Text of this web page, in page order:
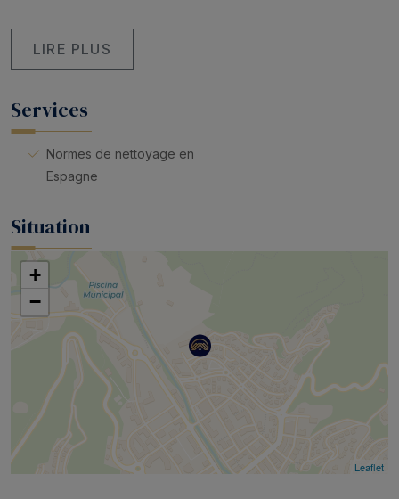
LIRE PLUS
Services
Normes de nettoyage en
Espagne
Situation
+
−
Leaflet